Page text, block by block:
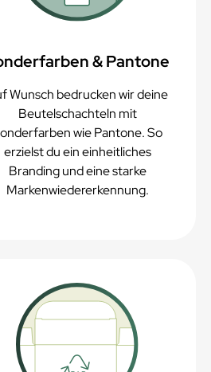
& Pantone
Wunsch bedrucken wir deine
Beutelschachteln mit
wie Pantone. So
erzielst du ein einheitliches
Branding und eine starke
Markenwiedererkennung.